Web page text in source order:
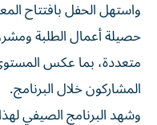
واستهل الحفل بافتتاح
حصيلة أعمال الطلبة
متعددة، بما عكس
المشاركون خلال البرنامج.